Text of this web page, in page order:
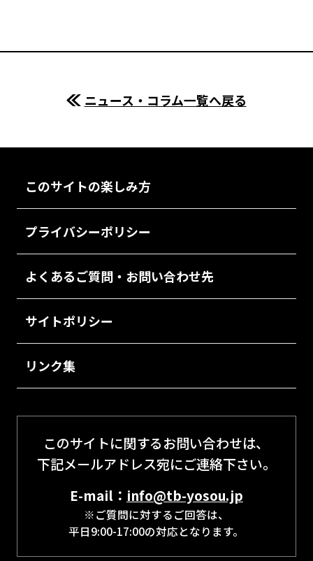
ニュース・コラム一覧へ戻る
このサイトの楽しみ方
プライバシーポリシー
よくあるご質問・お問い合わせ先
サイトポリシー
リンク集
このサイトに関するお問い合わせは、
下記メールアドレス宛にご連絡下さい。
E-mail： info@tb-yosou.jp
※ご質問に対するご回答は、
平日9:00-17:00の対応となります。